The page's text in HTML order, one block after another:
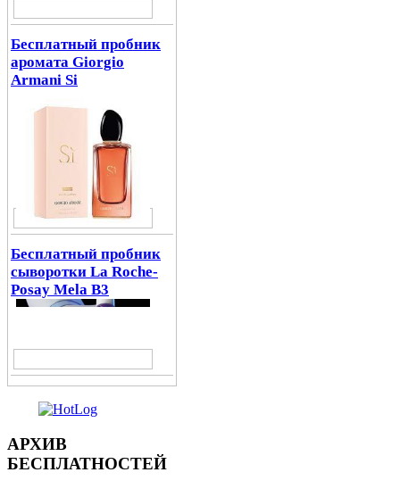
Бесплатный пробник
аромата Giorgio
Armani Si
Бесплатный пробник
сыворотки La Roche-
Posay Mela B3
АРХИВ
БЕСПЛАТНОСТЕЙ